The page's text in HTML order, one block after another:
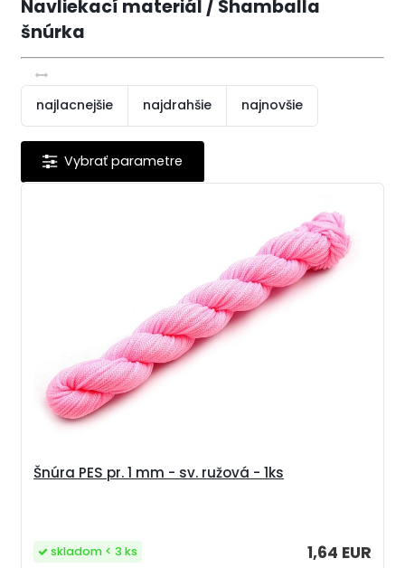
Navliekací materiál / Shamballa
šnúrka
najlacnejšie najdrahšie najnovšie
Šnúra PES pr. 1 mm - sv. ružová - 1ks
1,64 EUR
skladom < 3 ks